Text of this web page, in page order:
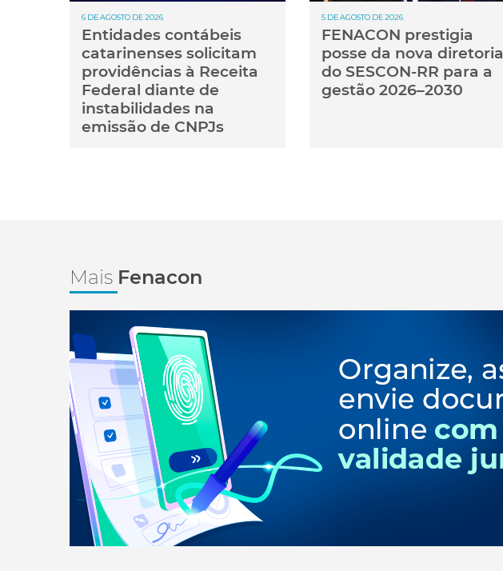
6 DE AGOSTO DE 2026
Entidades contábeis
catarinenses solicitam
providências à Receita
Federal diante de
instabilidades na
emissão de CNPJs
5 DE AGOSTO DE 2026
FENACON prestigia
posse da nova diretoria
do SESCON-RR para a
gestão 2026–2030
Mais Fenacon